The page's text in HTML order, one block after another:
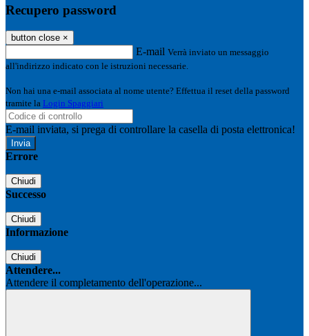
Recupero password
button close ×
E-mail Verrà inviato un messaggio
all'indirizzo indicato con le istruzioni necessarie.
Non hai una e-mail associata al nome utente? Effettua il reset della password
tramite la Login Spaggiari
E-mail inviata, si prega di controllare la casella di posta elettronica!
Errore
Chiudi
Successo
Chiudi
Informazione
Chiudi
Attendere...
Attendere il completamento dell'operazione...